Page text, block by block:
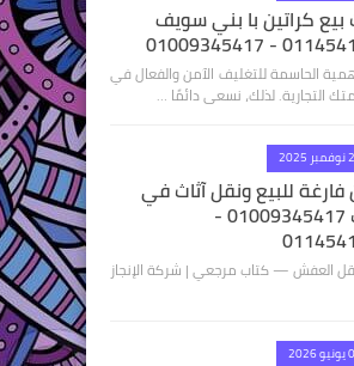
كراتين با بني سويف
01145415359 -
الحاسمة للتغليف الآمن والفعال في
التجارية. لذلك، نسعى دائمًا …
فارغة للبيع ونقل آثاث في
الرحاب 01009345417 -
العفش — كتاب مرجعي | شركة الإنجاز